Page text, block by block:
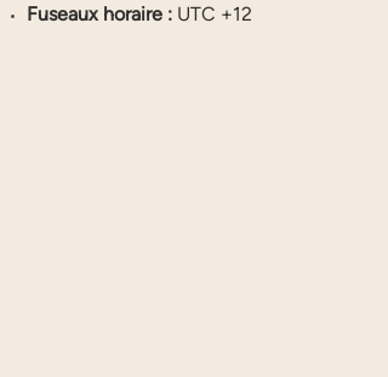
Fuseaux horaire : UTC +12